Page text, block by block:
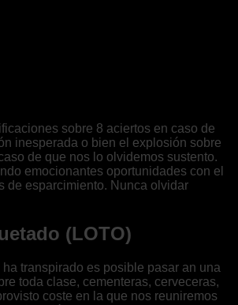
sobre 8 aciertos en caso de
inesperada o bien el explosión sobre
de que nos lo olvidemos sustento.
emocionantes oportunidades con el
de esparcimiento. Nunca olvidar
(LOTO)
transpirado es posible pasar an una
toda clase, cementeras, cerveceras,
coste en la que nos reuniremos